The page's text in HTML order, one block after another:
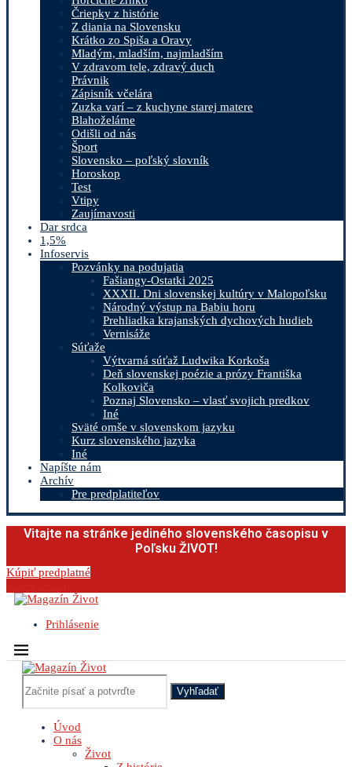
Čriepky z histórie
Z diania na Slovensku
Krátko zo Spiša a Oravy
Mladým, mladším, najmladším
V zdravom tele, zdravý duch
Právnik
Zápisník včelára
Zuzka varí – z kuchyne starej matere
Blahoželáme
Odišli od nás
Šport
Slovensko – poľský slovník
Horoskop
Test
Vtipy
Zaujímavosti
Dar srdca
1,5%
Infoservis
Pozvánky na podujatia
Fašiangy-Ostatki 2025
XXXII. Dni slovenskej kultúry v Malopoľsku
Národný výstup na Babiu horu
Prehliadka krajanských dychových hudieb
Vernisáže
Súťaže
Výtvarná súťaž Ludwika Korkoša
Deň slovenskej poézie a prózy Františka
Kolkoviča
Poznaj Slovensko – vlasť svojich predkov
Iné
Sväté omše v slovenskom jazyku
Kurz slovenského jazyka
Iné
Napíšte nám
Archív
Pre predplatiteľov
Vitajte na stránke jediného slovenského časopisu v
Poľsku ŽIVOT!
Kúpiť predplatné
Prihlásenie
Vyhľadať
Úvod
O nás
Život